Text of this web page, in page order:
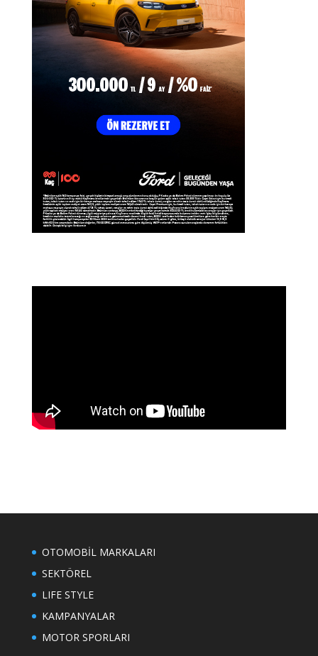
OTOMOBİL MARKALARI
SEKTÖREL
LIFE STYLE
KAMPANYALAR
MOTOR SPORLARI